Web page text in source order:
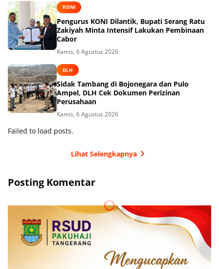
KONI
Pengurus KONI Dilantik, Bupati Serang Ratu
Zakiyah Minta Intensif Lakukan Pembinaan
Cabor
Kamis, 6 Agustus 2026
DLH
Sidak Tambang di Bojonegara dan Pulo
Ampel, DLH Cek Dokumen Perizinan
Perusahaan
Kamis, 6 Agustus 2026
Failed to load posts.
Lihat Selengkapnya
Posting Komentar